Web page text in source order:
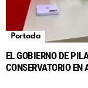
Portada
EL GOBIERNO DE
CONSERVATORIO EN